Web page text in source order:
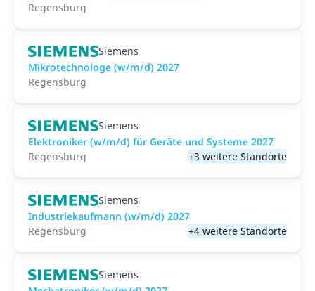
Regensburg
Siemens
Mikrotechnologe (w/m/d) 2027
Regensburg
Siemens
Elektroniker (w/m/d) für Geräte und Systeme 2027
Regensburg
+3 weitere Standorte
Siemens
Industriekaufmann (w/m/d) 2027
Regensburg
+4 weitere Standorte
Siemens